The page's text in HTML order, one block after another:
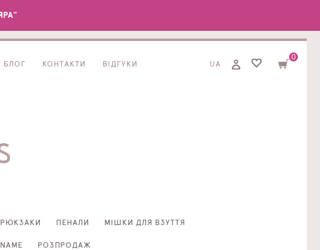
БЛОГ КОНТАКТИ ВІДГУКИ UA
0
ПЕНАЛИ МІШКИ ДЛЯ ВЗУТТЯ
РОЗПРОДАЖ